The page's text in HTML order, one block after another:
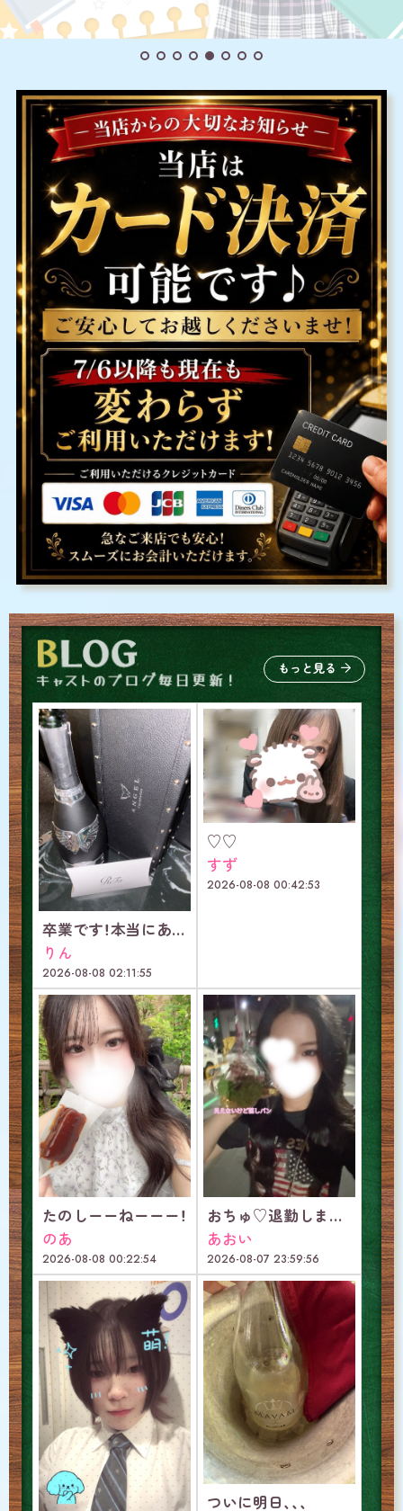
もっと見る
卒業です！本当にありがとうございました！
りん
2026-08-08 02:11:55
♡♡
すず
2026-08-08 00:42:53
たのしーーねーーー！
のあ
2026-08-08 00:22:54
おちゅ♡退勤しました～
あおい
2026-08-07 23:59:56
ついに明日、、、